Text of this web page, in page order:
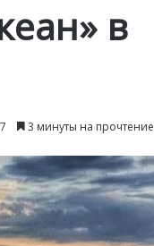
в
3 минуты на прочтение